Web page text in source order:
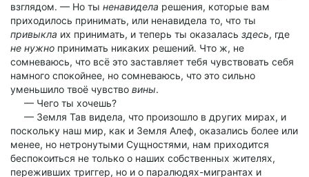
взглядом. — Но ты ненавидела решения, которые вам
приходилось принимать, или ненавидела то, что ты
привыкла их принимать, и теперь ты оказалась здесь, где
не нужно принимать никаких решений. Что ж, не
сомневаюсь, что всё это заставляет тебя чувствовать себя
намного спокойнее, но сомневаюсь, что это сильно
уменьшило твоё чувство вины.
— Чего ты хочешь?
— Земля Тав видела, что произошло в других мирах, и
поскольку наш мир, как и Земля Алеф, оказались более или
менее, но нетронутыми Сущностями, нам приходится
беспокоиться не только о наших собственных жителях,
переживших триггер, но и о паралюдях-мигрантах и